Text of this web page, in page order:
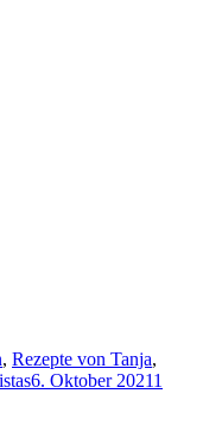
, Rezepte von Tanja,
6. Oktober 20211